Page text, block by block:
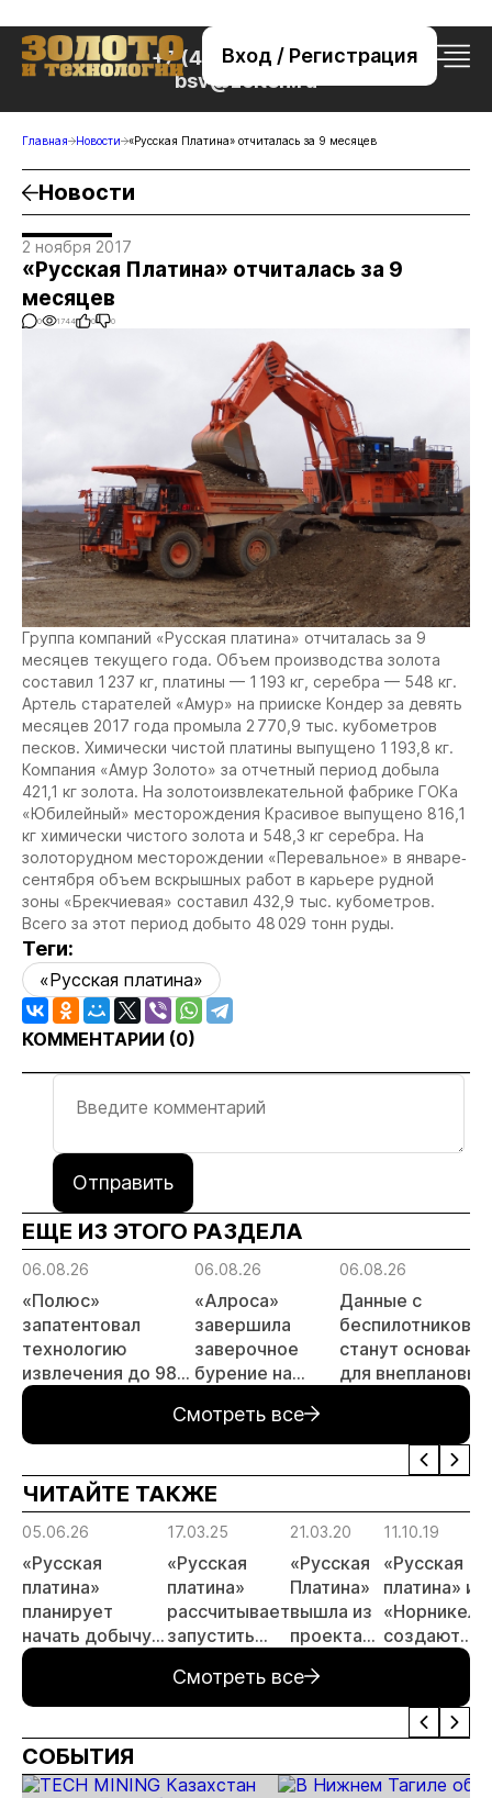
Вход / Регистрация
+7 (495) 221-76-32
bsv@zolteh.ru
Главная Новости «Русская Платина» отчиталась за 9 месяцев
Новости
2 ноября 2017
«Русская Платина» отчиталась за 9
месяцев
0 1744 0 0
Группа компаний «Русская платина» отчиталась за 9
месяцев текущего года. Объем производства золота
составил 1 237 кг, платины — 1 193 кг, серебра — 548 кг.
Артель старателей «Амур» на прииске Кондер за девять
месяцев 2017 года промыла 2 770,9 тыс. кубометров
песков. Химически чистой платины выпущено 1 193,8 кг.
Компания «Амур Золото» за отчетный период добыла
421,1 кг золота. На золотоизвлекательной фабрике ГОКа
«Юбилейный» месторождения Красивое выпущено 816,1
кг химически чистого золота и 548,3 кг серебра. На
золоторудном месторождении «Перевальное» в январе‐
сентября объем вскрышных работ в карьере рудной
зоны «Брекчиевая» составил 432,9 тыс. кубометров.
Всего за этот период добыто 48 029 тонн руды.
Теги:
«Русская платина»
КОММЕНТАРИИ (0)
Отправить
ЕЩЕ ИЗ ЭТОГО РАЗДЕЛА
06.08.26
«Полюс»
запатентовал
технологию
извлечения до 98%
золота из
металлургического
шлака
06.08.26
«Алроса»
завершила
заверочное
бурение на
месторождении
Дегдекан
06.08.26
Данные с
беспилотников
станут
для внеплановых
Смотреть все
ЧИТАЙТЕ ТАКЖЕ
05.06.26
«Русская
платина»
планирует
начать добычу
на
месторождении
года
17.03.25
«Русская
платина»
рассчитывает
запустить
во втором
квартале
21.03.20
«Русская
Платина»
вышла из
проекта
Палладий»
11.10.19
«Русская
платина» и
создают
совместное
Смотреть все
СОБЫТИЯ